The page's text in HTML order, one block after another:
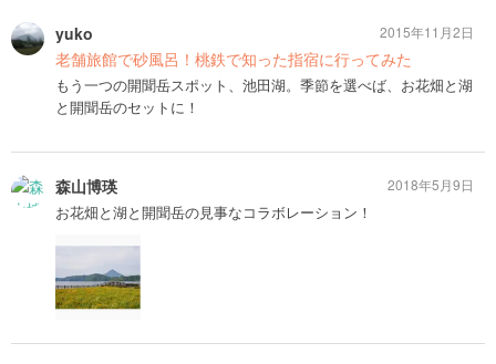
yuko
老舗旅館で砂風呂！桃鉄で知った指宿に行ってみた
もう一つの開聞岳スポット、池田湖。季節を選べば、お花畑と湖
と開聞岳のセットに！
2015年11月2日
森山博瑛
お花畑と湖と開聞岳の見事なコラボレーション！
2018年5月9日